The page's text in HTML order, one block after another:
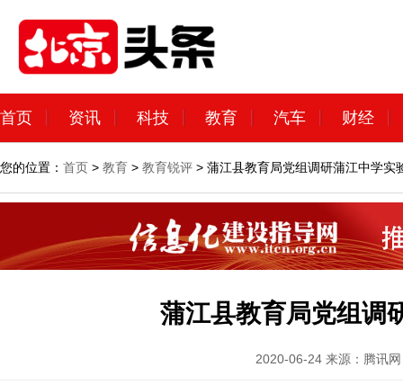
首页 资讯 科技 教育 汽车 财经
您的位置： 首页 > 教育 > 教育锐评 > 蒲江县教育局党组调研蒲江中学实
蒲江县教育局党组调
2020-06-24 来源：腾讯网